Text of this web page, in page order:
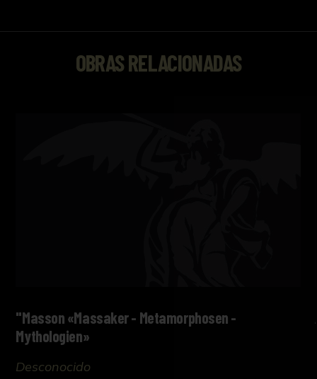
OBRAS RELACIONADAS
"Masson «Massaker - Metamorphosen -
Mythologien»
Desconocido